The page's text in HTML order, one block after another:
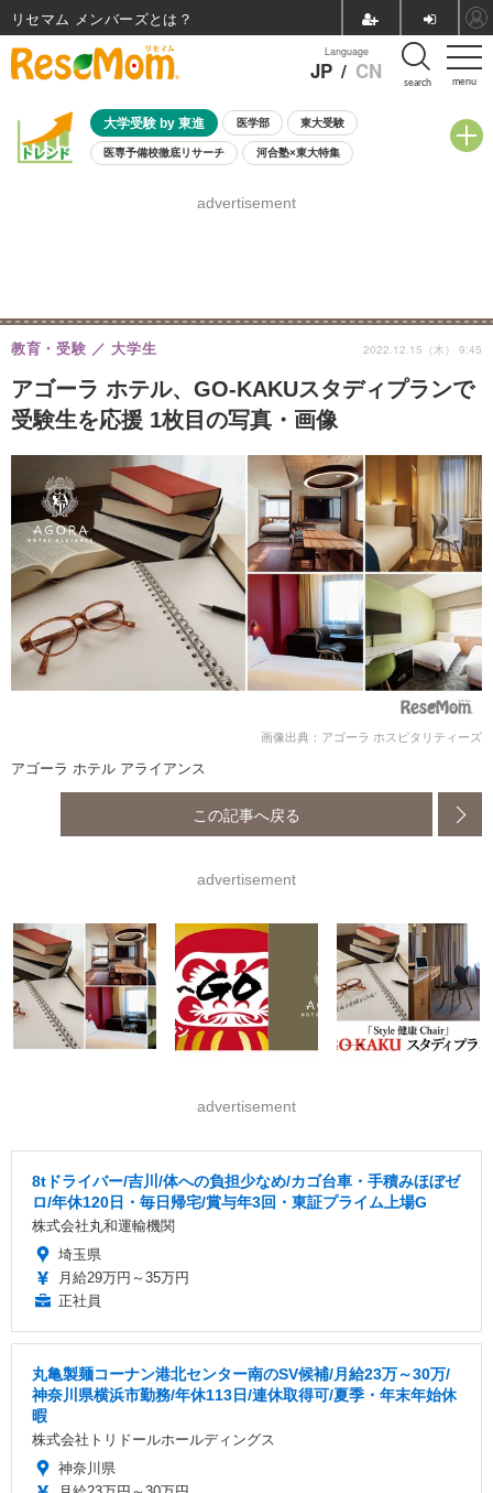
menu
Language
JP / CN search
大学受験 by 東進 医学部 東大受験
医専予備校徹底リサーチ 河合塾×東大特集
8月開催学校説明会・相談会
advertisement
アゴーラ ホテル、GO-KAKUスタディプランで
受験生を応援 1枚目の写真・画像
教育・受験 大学生 2022.12.15（木） 9:45
画像出典：アゴーラ ホスピタリティーズ
アゴーラ ホテル アライアンス
この記事へ戻る
advertisement
advertisement
8tドライバー/吉川/体への負担少なめ/カゴ台車・手積みほぼゼ
ロ/年休120日・毎日帰宅/賞与年3回・東証プライム上場G
株式会社丸和運輸機関
埼玉県
月給29万円～35万円
正社員
丸亀製麺コーナン港北センター南のSV候補/月給23万～30万/
神奈川県横浜市勤務/年休113日/連休取得可/夏季・年末年始休
暇
株式会社トリドールホールディングス
神奈川県
リセマム メンバーズ